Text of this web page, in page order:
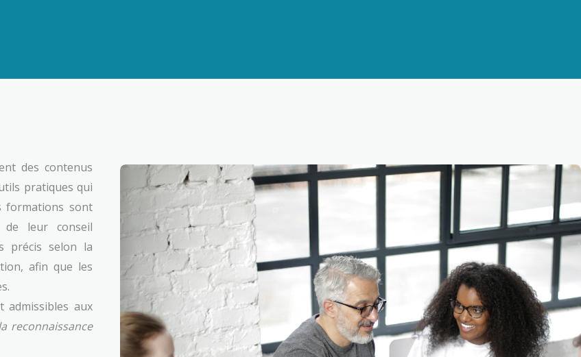
des contenus
pratiques qui
formations sont
de leur conseil
précis selon la
afin que les
admissibles aux
reconnaissance